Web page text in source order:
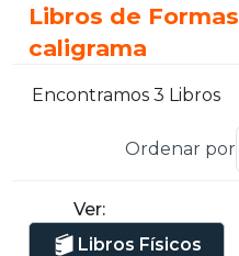
Libros de
caligrama
Encontramos 3 Libros
Ordenar por
Ver:
Libros Físicos